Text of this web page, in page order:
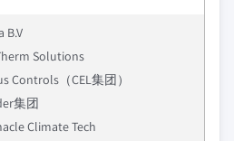
B.V
Solutions
Controls（CEL集团）
集团
Climate Tech